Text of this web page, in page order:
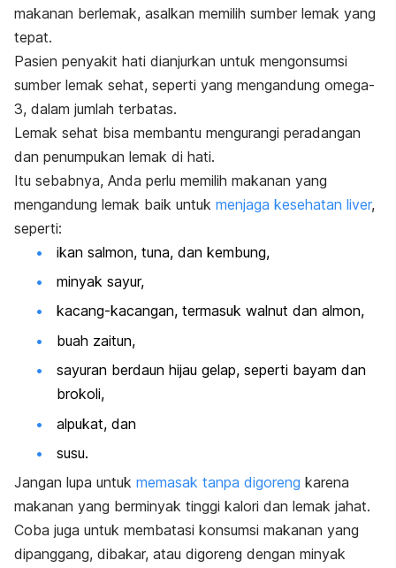
makanan berlemak, asalkan memilih sumber lemak yang
tepat.
Pasien penyakit hati dianjurkan untuk mengonsumsi
sumber lemak sehat, seperti yang mengandung omega-
3, dalam jumlah terbatas.
Lemak sehat bisa membantu mengurangi peradangan
dan penumpukan lemak di hati.
Itu sebabnya, Anda perlu memilih makanan yang
mengandung lemak baik untuk menjaga kesehatan liver,
seperti:
ikan salmon, tuna, dan kembung,
minyak sayur,
kacang-kacangan, termasuk walnut dan almon,
buah zaitun,
sayuran berdaun hijau gelap, seperti bayam dan
brokoli,
alpukat, dan
susu.
Jangan lupa untuk memasak tanpa digoreng karena
makanan yang berminyak tinggi kalori dan lemak jahat.
Coba juga untuk membatasi konsumsi makanan yang
dipanggang, dibakar, atau digoreng dengan minyak